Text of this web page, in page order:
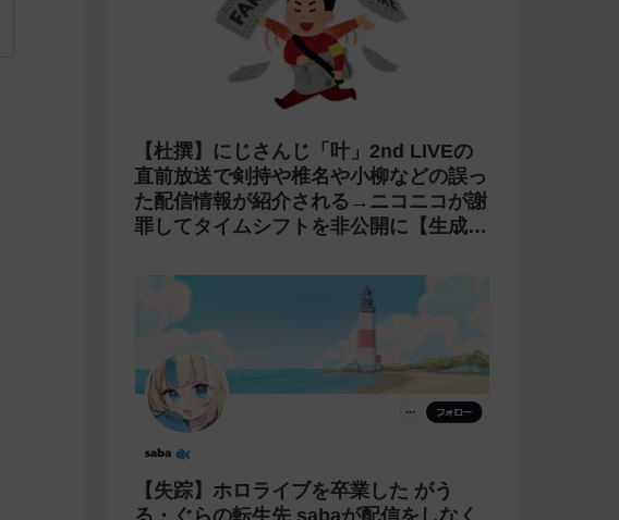
【杜撰】にじさんじ「叶」2nd LIVEの
直前放送で剣持や椎名や小柳などの誤っ
た配信情報が紹介される→ニコニコが謝
罪してタイムシフトを非公開に【生成
【失踪】ホロライブを卒業した がう
る・ぐらの転生先 sabaが配信をしなく